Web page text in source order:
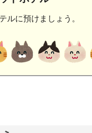
ルに預けましょう。